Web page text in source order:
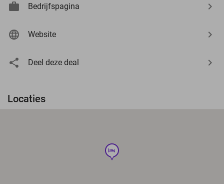
Bedrijfspagina
Website
Deel deze deal
Locaties
hotel